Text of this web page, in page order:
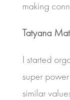
making
Tatyana
I started
super
similar